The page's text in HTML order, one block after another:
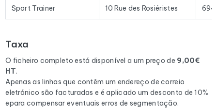
Excel permite a importação direta para a maioria das
ferramentas de prospeção e plataformas de e-mail
Para compilar este ficheiro, recolhemos todos os resultados
no departamento 69correspondentes às seguintes
actividades: Salle de fitness, Salle de gym.
Sport Trainer 10 Rue des Rosiéristes
Taxa
O ficheiro completo está disponível a um preço de 9,00€
HT.
Apenas as linhas que contêm um endereço de correio
eletrónico são facturadas e é aplicado um desconto de 10%
epara compensar eventuais erros de segmentação.